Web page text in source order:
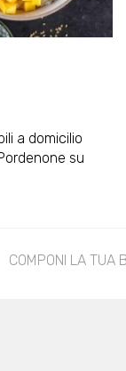
a domicilio
su
COMPONI LA TUA